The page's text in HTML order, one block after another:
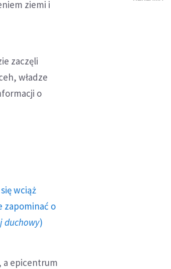
ziemi i
zaczęli
władze
o
wciąż
zapominać o
duchowy)
a epicentrum